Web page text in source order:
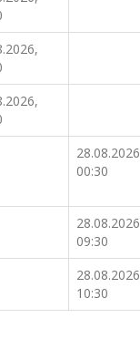
00:30
09:30
10:30